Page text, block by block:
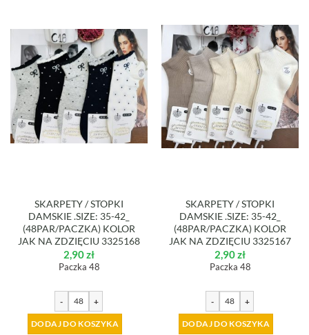
SKARPETY / STOPKI
DAMSKIE .SIZE: 35-42_
(48PAR/PACZKA) KOLOR
JAK NA ZDZIĘCIU 3325168
2,90zł
Paczka 48
- +
DODAJ DO KOSZYKA
SKARPETY / STOPKI
DAMSKIE .SIZE: 35-42_
(48PAR/PACZKA) KOLOR
JAK NA ZDZIĘCIU 3325167
2,90zł
Paczka 48
- +
DODAJ DO KOSZYKA